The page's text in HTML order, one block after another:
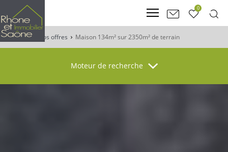
0
Accueil Nos offres Maison 134m² sur 2350m² de terrain
Moteur de recherche